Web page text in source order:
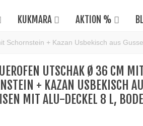
KUKMARA AKTION %
Schornstein + Kazan Usbekisch aus
UTSCHAK Ø 36 CM
+ KAZAN USBEKISCH
MIT ALU-DECKEL 8 L,